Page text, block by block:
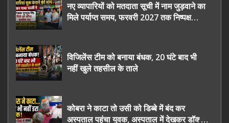
नए व्यापारियों को मतदाता सूची में नाम जुड़वाने का
मिले पर्याप्त समय, फरवरी 2027 तक निष्पक्ष
विजिलेंस टीम को बनाया बंधक, 20 घंटे बाद भी
नहीं खुले तहसील के ताले
कोबरा ने काटा तो उसी को डिब्बे में बंद कर
अस्पताल पहुंचा युवक, अस्पताल में देखकर डॉक्टर